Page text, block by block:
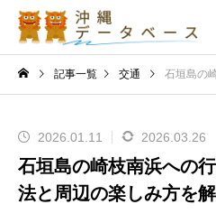
記事一覧 交通 石垣島の崎枝南
2026.01.11 2026.03.26
石垣島の崎枝南浜への
法と周辺の楽しみ方を